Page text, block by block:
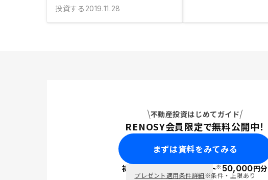
投資する 2019.11.28
不動産投資はじめてガイド
RENOSY会員限定で無料公開中！
まずは資料をみてみる
初回面談で ポイント※50,000円分
プレゼント適用条件詳細※条件・上限あり